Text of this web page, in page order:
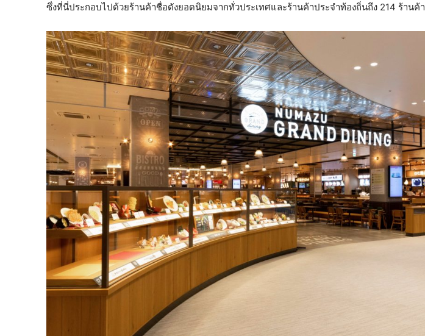
ซึ่งที่นี่ประกอบไปด้วยร้านค้าชื่อดังยอดนิยมจากทั่วประเทศและร้านค้าประจำท้องถิ่นถึง 214 ร้านค้า